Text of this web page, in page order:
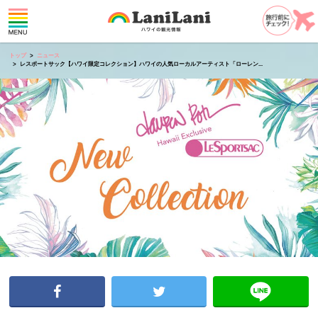
トップ
ニュース
レスポートサック【ハワイ限定コレクション】ハワイの人気ローカルアーティスト「ローレン...